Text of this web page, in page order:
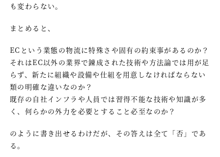
も変わらない。
まとめると、
ECという業態の物流に特殊さや固有の約束事があるのか？
それはEC以外の業界で錬成された技術や方法論では用が足
らず、新たに組織や設備や仕組を用意しなければならない
類の明確な違いなのか？
既存の自社インフラや人員では習得不能な技術や知識が多
く、何らかの外力を必要とすること必至なのか？
のように書き出せるわけだが、その答えは全て「否」であ
る。